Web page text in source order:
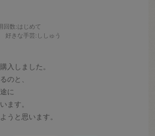
回数:はじめて
好きな手芸:ししゅう
入しました。
のと、
に
ます。
うと思います。